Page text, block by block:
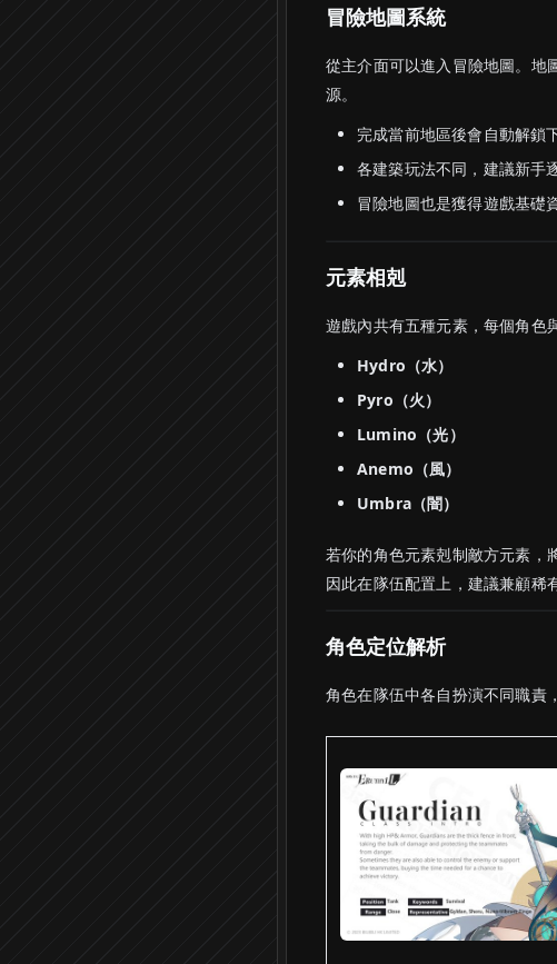
冒險地圖系統
從主介面可以進入冒險地圖。地
源。
完成當前地區後會自動解鎖
各建築玩法不同，建議新手
冒險地圖也是獲得遊戲基礎
元素相剋
遊戲內共有五種元素，每個角色
Hydro（水）
Pyro（火）
Lumino（光）
Anemo（風）
Umbra（闇）
若你的角色元素剋制敵方元素，
因此在隊伍配置上，建議兼顧稀
角色定位解析
角色在隊伍中各自扮演不同職責